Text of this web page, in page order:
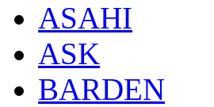
ASAHI
ASK
BARDEN